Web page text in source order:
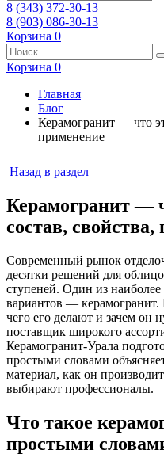
8 (343) 372-30-13
8 (903) 086-30-13
Корзина 0
Корзина 0
Главная
Блог
Керамогранит — что
применение
Назад в раздел
Керамогранит —
состав,
Современный рынок
десятки решений для
ступеней. Один из
вариантов — керамогранит.
чего его делают и зачем он
поставщик широкого
Керамогранит-Урала
простыми словами
материал, как он
выбирают профессионалы.
Что такое
простыми